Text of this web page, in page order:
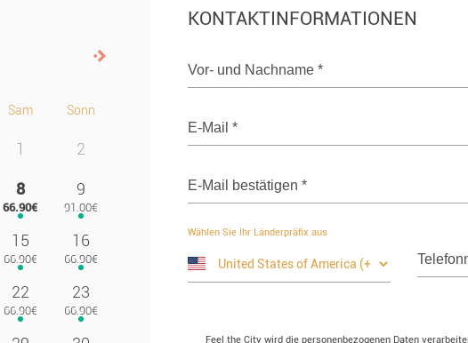
Sam Sonn
1 2
8 9
15 16
22 23
KONTAKTINFORMATIONEN
Vor- und Nachname *
E-Mail *
E-Mail bestätigen *
Wählen Sie Ihr Länderpräfix aus
Feel the City wird die personenbezogenen Daten